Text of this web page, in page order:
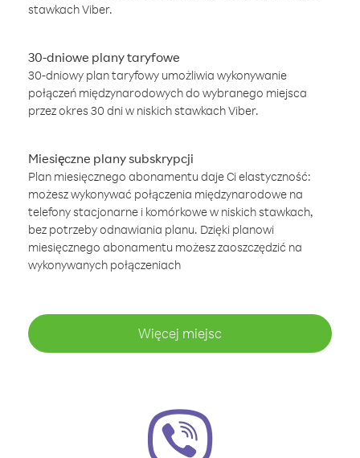
stawkach Viber.
30-dniowe plany taryfowe
30-dniowy plan taryfowy umożliwia wykonywanie
połączeń międzynarodowych do wybranego miejsca
przez okres 30 dni w niskich stawkach Viber.
Miesięczne plany subskrypcji
Plan miesięcznego abonamentu daje Ci elastyczność:
możesz wykonywać połączenia międzynarodowe na
telefony stacjonarne i komórkowe w niskich stawkach,
bez potrzeby odnawiania planu. Dzięki planowi
miesięcznego abonamentu możesz zaoszczędzić na
wykonywanych połączeniach
Więcej miejsc